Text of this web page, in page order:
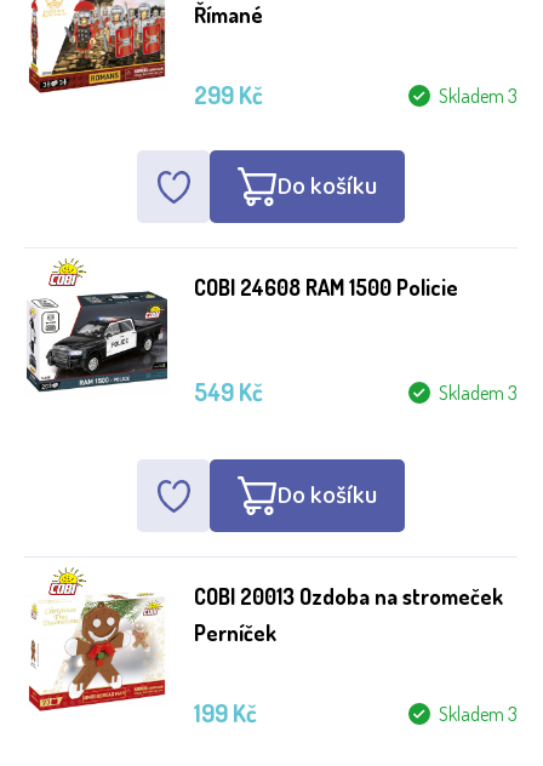
Římané
Skladem 3
299 Kč
Do košíku
COBI 24608 RAM 1500 Policie
Skladem 3
549 Kč
Do košíku
COBI 20013 Ozdoba na stromeček
Perníček
Skladem 3
199 Kč